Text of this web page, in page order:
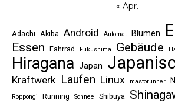
« Apr.
Adachi Akiba Android Automat Blumen
Essen Fahrrad Fukushima Gebäude
Hiragana Japan
Kraftwerk Laufen Linux mastorunner
Roppongi
Running Schnee Shibuya